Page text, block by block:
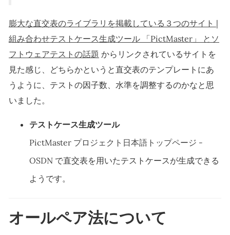
膨大な直交表のライブラリを掲載している３つのサイト |
組み合わせテストケース生成ツール 「PictMaster」 とソ
フトウェアテストの話題 からリンクされているサイトを
見た感じ、どちらかというと直交表のテンプレートにあ
うように、テストの因子数、水準を調整するのかなと思
いました。
テストケース生成ツール
PictMaster プロジェクト日本語トップページ -
OSDN で直交表を用いたテストケースが生成できる
ようです。
オールペア法について